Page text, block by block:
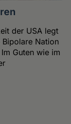
der USA legt
Nation
Guten wie im